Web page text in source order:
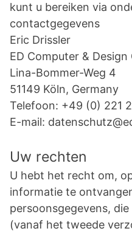
kunt u bereiken via
contactgegevens
Eric Drissler
ED Computer & Design
Lina-Bommer-Weg 4
51149 Köln, Germany
Telefoon: +49 (0) 221
E-mail:
Uw rechten
U hebt het recht om,
informatie te
persoonsgegevens,
(vanaf het tweede